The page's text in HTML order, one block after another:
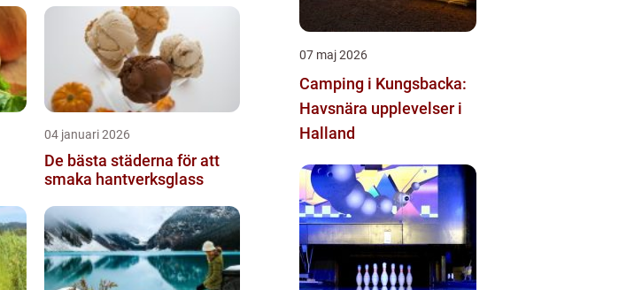
04 januari 2026
De bästa städerna för att
smaka hantverksglass
07 maj 2026
Camping i Kungsbacka:
Havsnära upplevelser i
Halland